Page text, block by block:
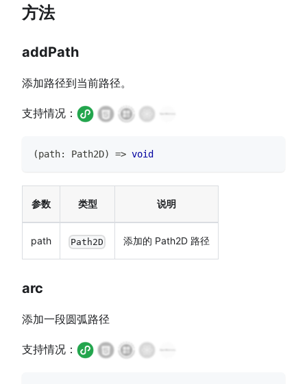
方法
addPath
添加路径到当前路径。
支持情况：
(path: Path2D) => void
参数 类型 说明
path Path2D 添加的 Path2D 路径
arc
添加一段圆弧路径
支持情况：